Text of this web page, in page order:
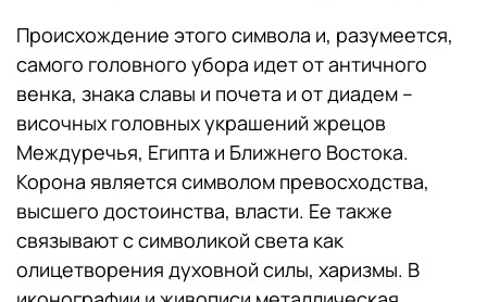
Происхождение этого символа и, разумеется,
самого головного убора идет от античного
венка, знака славы и почета и от диадем –
височных головных украшений жрецов
Междуречья, Египта и Ближнего Востока.
Корона является символом превосходства,
высшего достоинства, власти. Ее также
связывают с символикой света как
олицетворения духовной силы, харизмы. В